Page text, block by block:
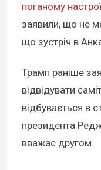
поганому
заявили, що не
що зустріч в
Трамп раніше
відвідувати
відбувається в
президента
вважає другом.